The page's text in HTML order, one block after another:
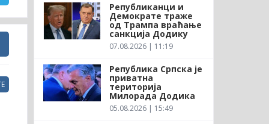
Републиканци и
Демократе траже
од Трампа враћање
санкција Додику
07.08.2026 | 11:19
Република Српска је
приватна
територија
Милорада Додика
05.08.2026 | 15:49